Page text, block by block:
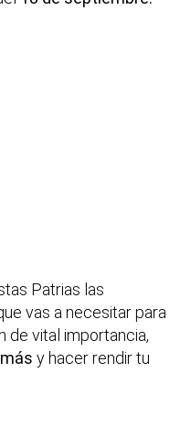
Patrias las
vas a necesitar para
de vital importancia,
y hacer rendir tu